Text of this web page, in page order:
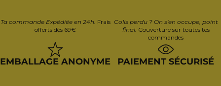
Ta commande Expédiée en 24h. Frais
offerts dès 69€
Colis perdu ? On s'en occupe, point
final. Couverture sur toutes tes
commandes
EMBALLAGE ANONYME PAIEMENT SÉCURISÉ